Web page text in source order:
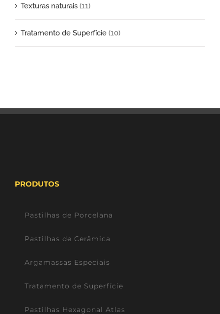
Texturas naturais (11)
Tratamento de Superfície (10)
PRODUTOS
Pastilhas de Porcelana
Pastilhas de Cerâmica
Argamassas Especiais
Tratamento de Superfície
Pastilhas Hexagonal Atlas